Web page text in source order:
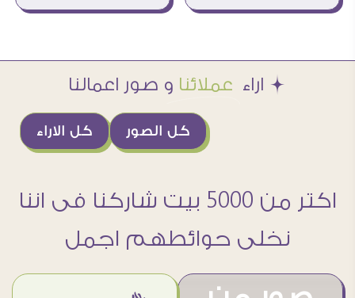
Æ اراء عملائنا و صور اعمالنا
كل الاراء كل الصور
اكتر من 5000 بيت شاركنا فى اننا
نخلى حوائطهم اجمل